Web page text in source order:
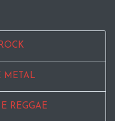
METAL
REGGAE